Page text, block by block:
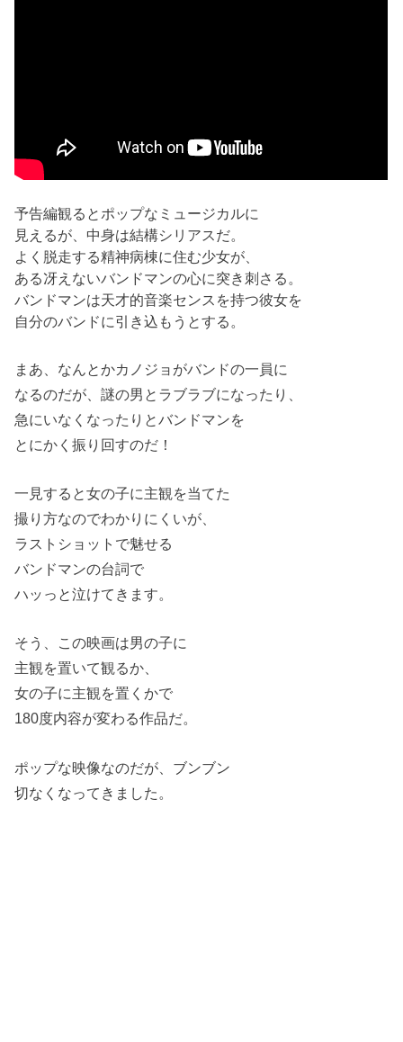
予告編観るとポップなミュージカルに
見えるが、中身は結構シリアスだ。
よく脱走する精神病棟に住む少女が、
ある冴えないバンドマンの心に突き刺さる。
バンドマンは天才的音楽センスを持つ彼女を
自分のバンドに引き込もうとする。
まあ、なんとかカノジョがバンドの一員に
なるのだが、謎の男とラブラブになったり、
急にいなくなったりとバンドマンを
とにかく振り回すのだ！
一見すると女の子に主観を当てた
撮り方なのでわかりにくいが、
ラストショットで魅せる
バンドマンの台詞で
ハッっと泣けてきます。
そう、この映画は男の子に
主観を置いて観るか、
女の子に主観を置くかで
180度内容が変わる作品だ。
ポップな映像なのだが、ブンブン
切なくなってきました。